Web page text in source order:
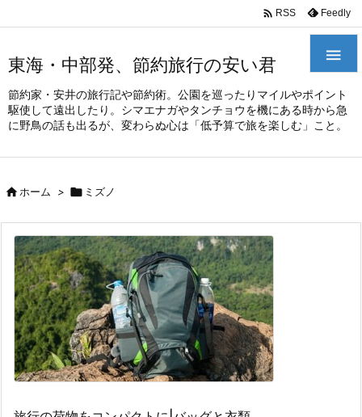
東海・中部発、節約旅行の安い君
節約家・安井の旅行記や節約術。公園を巡ったりマイルやポイント
駆使して遠出したり。シマエナガやタンチョウを機にある時から急
に野鳥の話も出るが、変わらぬ心は「低予算で旅を楽しむ」こと。

 RSS Feedly
ホーム >  ミズノ